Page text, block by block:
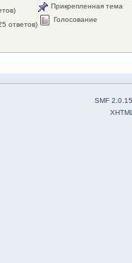
ответов)
Прикрепленная тема
Голосование
SMF 2.0.15